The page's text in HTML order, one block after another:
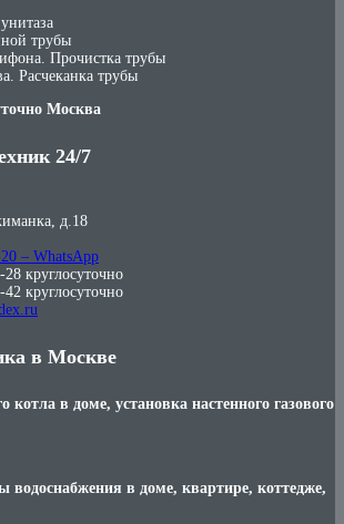
трубы
Прочистка трубы
Расчеканка трубы
Москва
24/7
д.18
– WhatsApp
круглосуточно
круглосуточно
в Москве
котла в доме, установка настенного газового
водоснабжения в доме, квартире, коттедже,